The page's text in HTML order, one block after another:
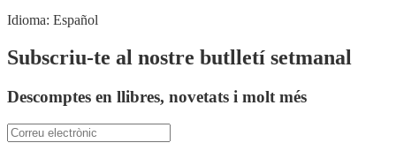
Idioma: Español
Subscriu-te al nostre butlletí setmanal
Descomptes en llibres, novetats i molt més